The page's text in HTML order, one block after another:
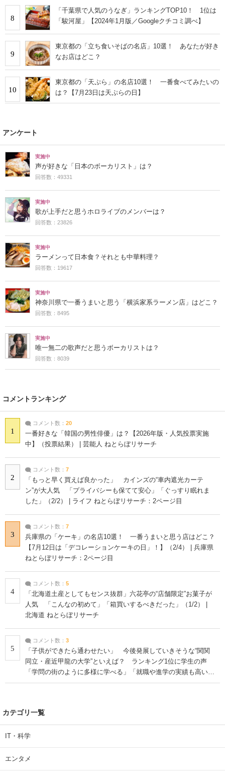
8
「千葉県で人気のうなぎ」ランキングTOP10！ 1位は
「駿河屋」【2024年1月版／Googleクチコミ調べ】
9
東京都の「立ち食いそばの名店」10選！ あなたが好き
なお店はどこ？
10
東京都の「天ぷら」の名店10選！ 一番食べてみたいの
は？【7月23日は天ぷらの日】
アンケート
実施中
声が好きな「日本のボーカリスト」は？
回答数：49331
実施中
歌が上手だと思うホロライブのメンバーは？
回答数：23826
実施中
ラーメンって日本食？それとも中華料理？
回答数：19617
実施中
神奈川県で一番うまいと思う「横浜家系ラーメン店」はどこ？
回答数：8495
実施中
唯一無二の歌声だと思うボーカリストは？
回答数：8039
コメントランキング
1
コメント数： 20
一番好きな「韓国の男性俳優」は？【2026年版・人気投票実施
中】（投票結果） | 芸能人 ねとらぼリサーチ
2
コメント数： 7
「もっと早く買えば良かった」 カインズの“車内遮光カーテ
ン”が大人気 「プライバシーも保てて安心」「ぐっすり眠れま
した」（2/2） | ライフ ねとらぼリサーチ：2ページ目
3
コメント数： 7
兵庫県の「ケーキ」の名店10選！ 一番うまいと思う店はどこ？
【7月12日は「デコレーションケーキの日」！】（2/4） | 兵庫県
ねとらぼリサーチ：2ページ目
4
コメント数： 5
「北海道土産としてもセンス抜群」六花亭の“店舗限定”お菓子が
人気 「こんなの初めて」「箱買いするべきだった」（1/2） |
北海道 ねとらぼリサーチ
5
コメント数： 3
「子供ができたら通わせたい」 今後発展していきそうな“関関
同立・産近甲龍の大学”といえば？ ランキング1位に学生の声
「学問の街のように多様に学べる」「就職や進学の実績も高い」
| 大学 ねとらぼリサーチ
カテゴリ一覧
IT・科学
エンタメ